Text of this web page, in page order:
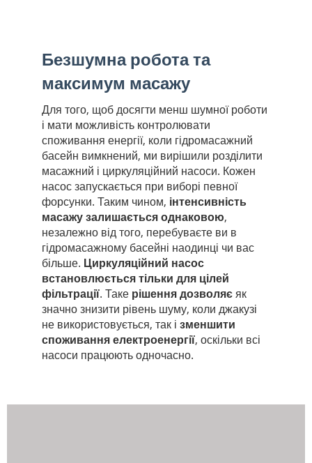
Безшумна робота та
максимум масажу
Для того, щоб досягти менш шумної роботи
і мати можливість контролювати
споживання енергії, коли гідромасажний
басейн вимкнений, ми вирішили розділити
масажний і циркуляційний насоси. Кожен
насос запускається при виборі певної
форсунки. Таким чином, інтенсивність
масажу залишається однаковою,
незалежно від того, перебуваєте ви в
гідромасажному басейні наодинці чи вас
більше. Циркуляційний насос
встановлюється тільки для цілей
фільтрації. Таке рішення дозволяєяк
значно знизити рівень шуму, коли джакузі
не використовується, так і зменшити
споживання електроенергії, оскільки всі
насоси працюють одночасно.